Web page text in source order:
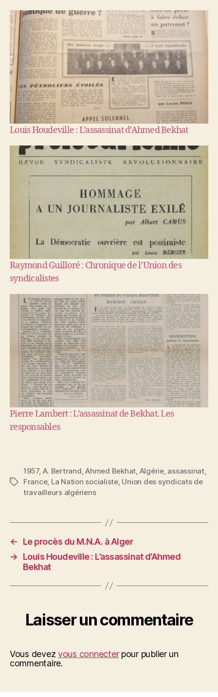
Louis Houdeville : L’assassinat d’Ahmed Bekhat
Raymond Guilloré : Chronique de l’Union des
syndicalistes
Pierre Lambert : L’assassinat de Bekhat. Les
responsables
Étiquettes
1957, A. Bertrand,Ahmed Bekhat, Algérie, assassinat,
France, La Nation socialiste, Union des syndicats de
travailleurs algériens
←
Le procès du M.N.A. à Alger
→
Louis Houdeville : L’assassinat d’Ahmed
Bekhat
Laisser un commentaire
Vous devezvous connecterpour publier un
commentaire.